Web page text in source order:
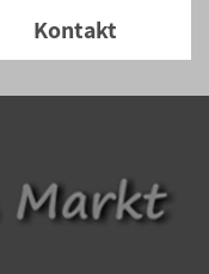
Kontakt